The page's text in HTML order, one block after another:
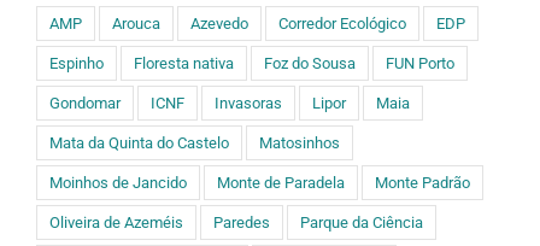
AMP Arouca Azevedo Corredor Ecológico EDP
Espinho Floresta nativa Foz do Sousa FUN Porto
Gondomar ICNF Invasoras Lipor Maia
Mata da Quinta do Castelo Matosinhos
Moinhos de Jancido Monte de Paradela Monte Padrão
Oliveira de Azeméis Paredes Parque da Ciência